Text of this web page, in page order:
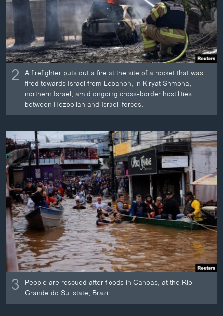
2 A firefighter puts out a fire at the site of a rocket that was
fired towards Israel from Lebanon, in Kiryat Shmona,
northern Israel, amid ongoing cross-border hostilities
between Hezbollah and Israeli forces.
3 People are rescued after floods in Canoas, at the Rio
Grande do Sul state, Brazil.